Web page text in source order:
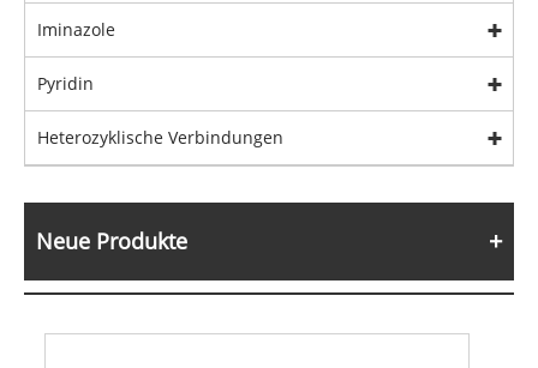
Iminazole
Pyridin
Heterozyklische Verbindungen
Neue Produkte